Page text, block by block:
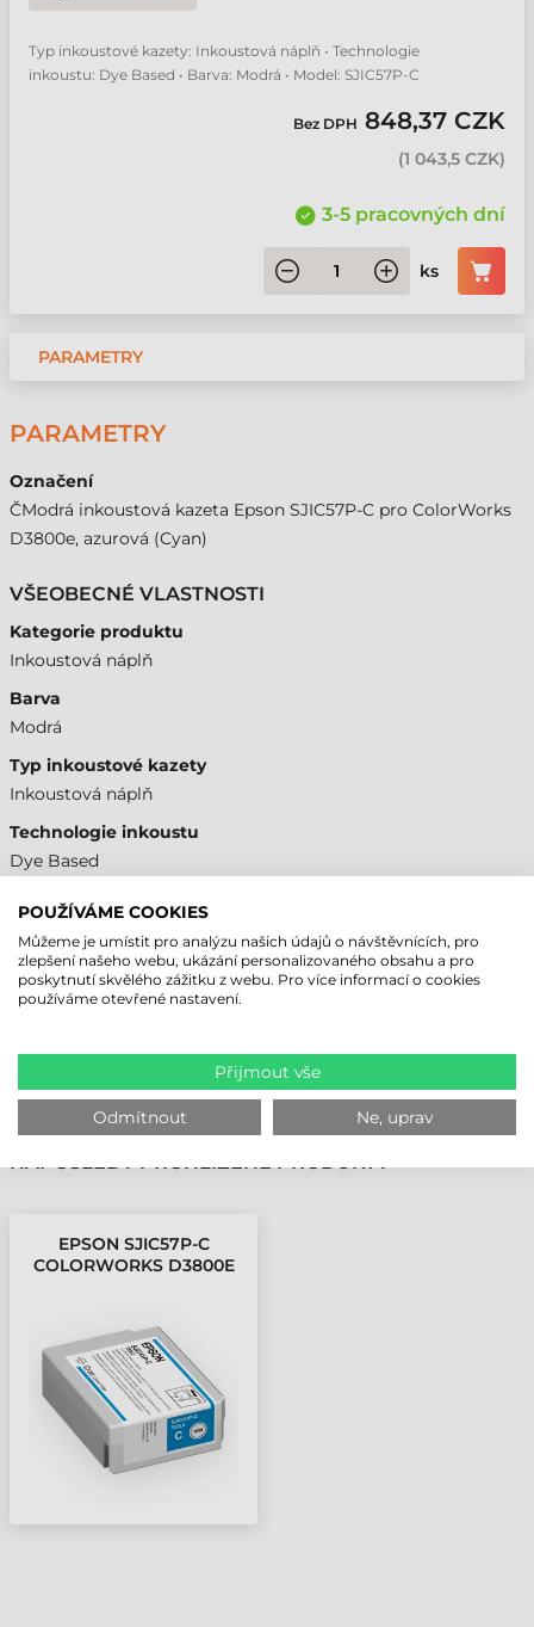
Typ inkoustové kazety: Inkoustová náplň • Technologie
inkoustu: Dye Based • Barva: Modrá • Model: SJIC57P-C
Bez DPH 848,37 CZK
(1 043,5 CZK)
3-5 pracovných dní
ks
PARAMETRY
PARAMETRY
Označení
ČModrá inkoustová kazeta Epson SJIC57P-C pro ColorWorks
D3800e, azurová (Cyan)
VŠEOBECNÉ VLASTNOSTI
Kategorie produktu
Inkoustová náplň
Barva
Modrá
Typ inkoustové kazety
Inkoustová náplň
Technologie inkoustu
Dye Based
Model
KOMPATIBILITA
Áno
NAPOSLEDY PROHLÍŽENÉ PRODUKTY
EPSON SJIC57P-C
COLORWORKS D3800E
POUŽÍVÁME COOKIES
Můžeme je umístit pro analýzu našich údajů o návštěvnících, pro
zlepšení našeho webu, ukázání personalizovaného obsahu a pro
poskytnutí skvělého zážitku z webu. Pro více informací o cookies
používáme otevřené nastavení.
Přijmout vše
Odmítnout Ne, uprav